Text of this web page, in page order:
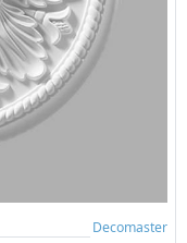
Decomaster